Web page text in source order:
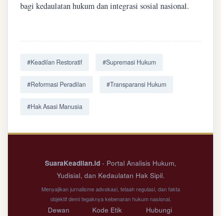
bagi kedaulatan hukum dan integrasi sosial nasional.
#Keadilan Restoratif #Supremasi Hukum
#Reformasi Peradilan #Transparansi Hukum
#Hak Asasi Manusia
SuaraKeadilan.id - Portal Analisis Hukum,
Yudisial, dan Kedaulatan Hak Sipil.
Menyajikan jurnalisme advokasi, telaah regulasi, dan fakta
objektif demi tegaknya kebenaran hukum nasional.
Dewan Kode Etik Hubungi